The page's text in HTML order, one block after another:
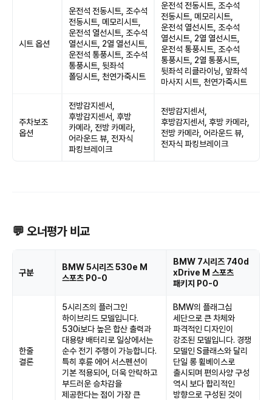
시트 옵션
운전석 전동시트, 조수석
전동시트, 메모리시트,
운전석 열선시트, 조수석
열선시트, 2열 열선시트,
운전석 통풍시트, 조수석
통풍시트, 뒷좌석
폴딩시트, 천연가죽시트
운전석 전동시트, 조수석
전동시트, 메모리시트,
운전석 열선시트, 조수석
열선시트, 2열 열선시트,
운전석 통풍시트, 조수석
통풍시트, 2열 통풍시트,
뒷좌석 리클라이닝, 앞좌석
마사지 시트, 천연가죽시트
주차보조
옵션
전방감지센서,
후방감지센서, 후방
카메라, 전방 카메라,
어라운드 뷰, 전자식
파킹브레이크
전방감지센서,
후방감지센서, 후방 카메라,
전방 카메라, 어라운드 뷰,
전자식 파킹브레이크
💬 오너평가 비교
구분
BMW 5시리즈 530e M
스포츠 P0-0
BMW 7시리즈 740d
xDrive M 스포츠
패키지 P0-0
한줄
결론
5시리즈의 플러그인
하이브리드 모델입니다.
530i보다 높은 합산 출력과
대용량 배터리로 일상에서는
순수 전기 주행이 가능합니다.
특히 후륜 에어 서스펜션이
기본 적용되어, 더욱 안락하고
부드러운 승차감을
제공한다는 점이 가장 큰
BMW의 플래그십
세단으로 큰 차체와
파격적인 디자인이
강조된 모델입니다. 경쟁
모델인 S클래스와 달리
단일 롱 휠베이스로
출시되며 편의사양 구성
역시 보다 합리적인
방향으로 구성된 것이